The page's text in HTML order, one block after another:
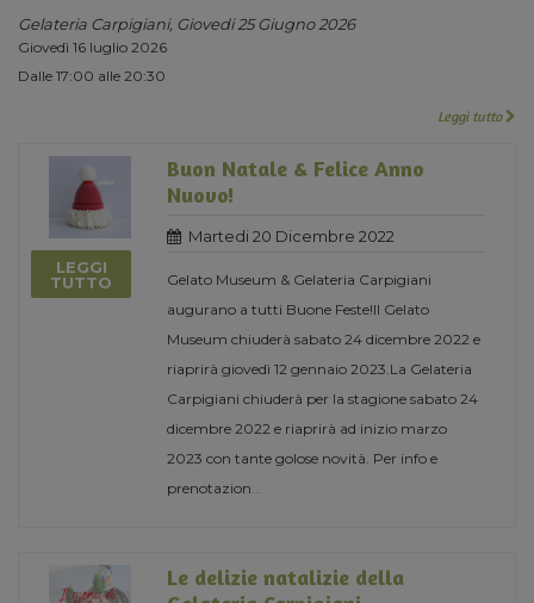
Gelateria Carpigiani, Giovedi 25 Giugno 2026
Giovedì 16 luglio 2026
Dalle 17:00 alle 20:30
Leggi tutto
LEGGI
TUTTO
Buon Natale & Felice Anno
Nuovo!
Martedi 20 Dicembre 2022
Gelato Museum & Gelateria Carpigiani
augurano a tutti Buone Feste!Il Gelato
Museum chiuderà sabato 24 dicembre 2022 e
riaprirà giovedì 12 gennaio 2023.La Gelateria
Carpigiani chiuderà per la stagione sabato 24
dicembre 2022 e riaprirà ad inizio marzo
2023 con tante golose novità. Per info e
prenotazion
Le delizie natalizie della